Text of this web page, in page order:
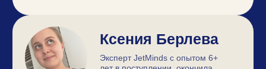
Почему Германия —
это лучшее место для
карьеры будущего?